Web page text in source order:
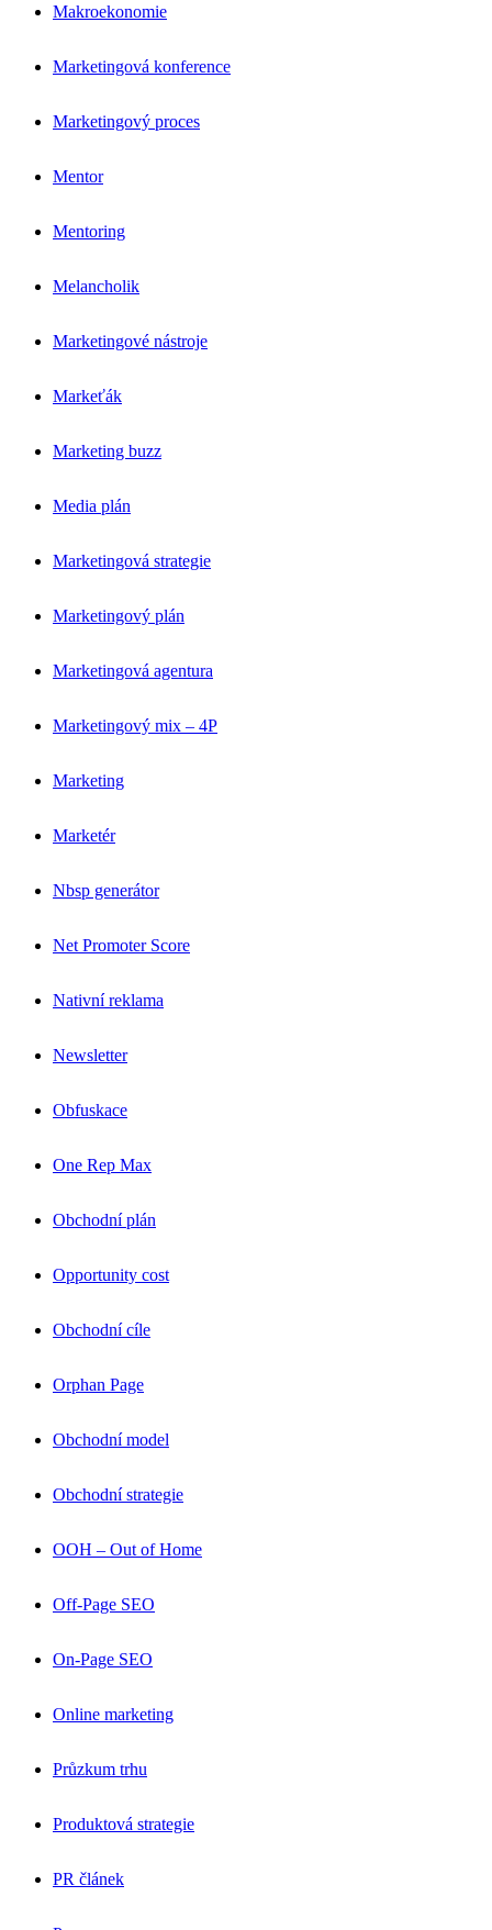
Makroekonomie
Marketingová konference
Marketingový proces
Mentor
Mentoring
Melancholik
Marketingové nástroje
Markeťák
Marketing buzz
Media plán
Marketingová strategie
Marketingový plán
Marketingová agentura
Marketingový mix – 4P
Marketing
Marketér
Nbsp generátor
Net Promoter Score
Nativní reklama
Newsletter
Obfuskace
One Rep Max
Obchodní plán
Opportunity cost
Obchodní cíle
Orphan Page
Obchodní model
Obchodní strategie
OOH – Out of Home
Off-Page SEO
On-Page SEO
Online marketing
Průzkum trhu
Produktová strategie
PR článek